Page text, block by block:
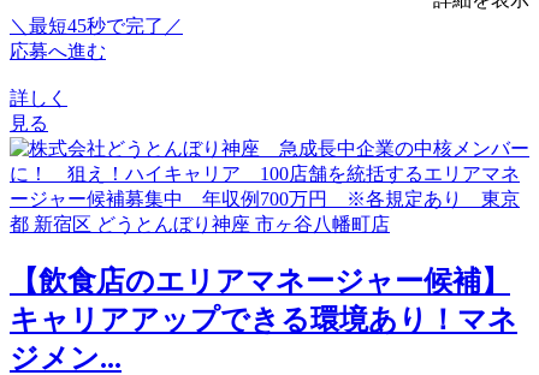
＼最短45秒で完了／
応募へ進む
詳しく
見る
【飲食店のエリアマネージャー候補】
キャリアアップできる環境あり！マネ
ジメン...